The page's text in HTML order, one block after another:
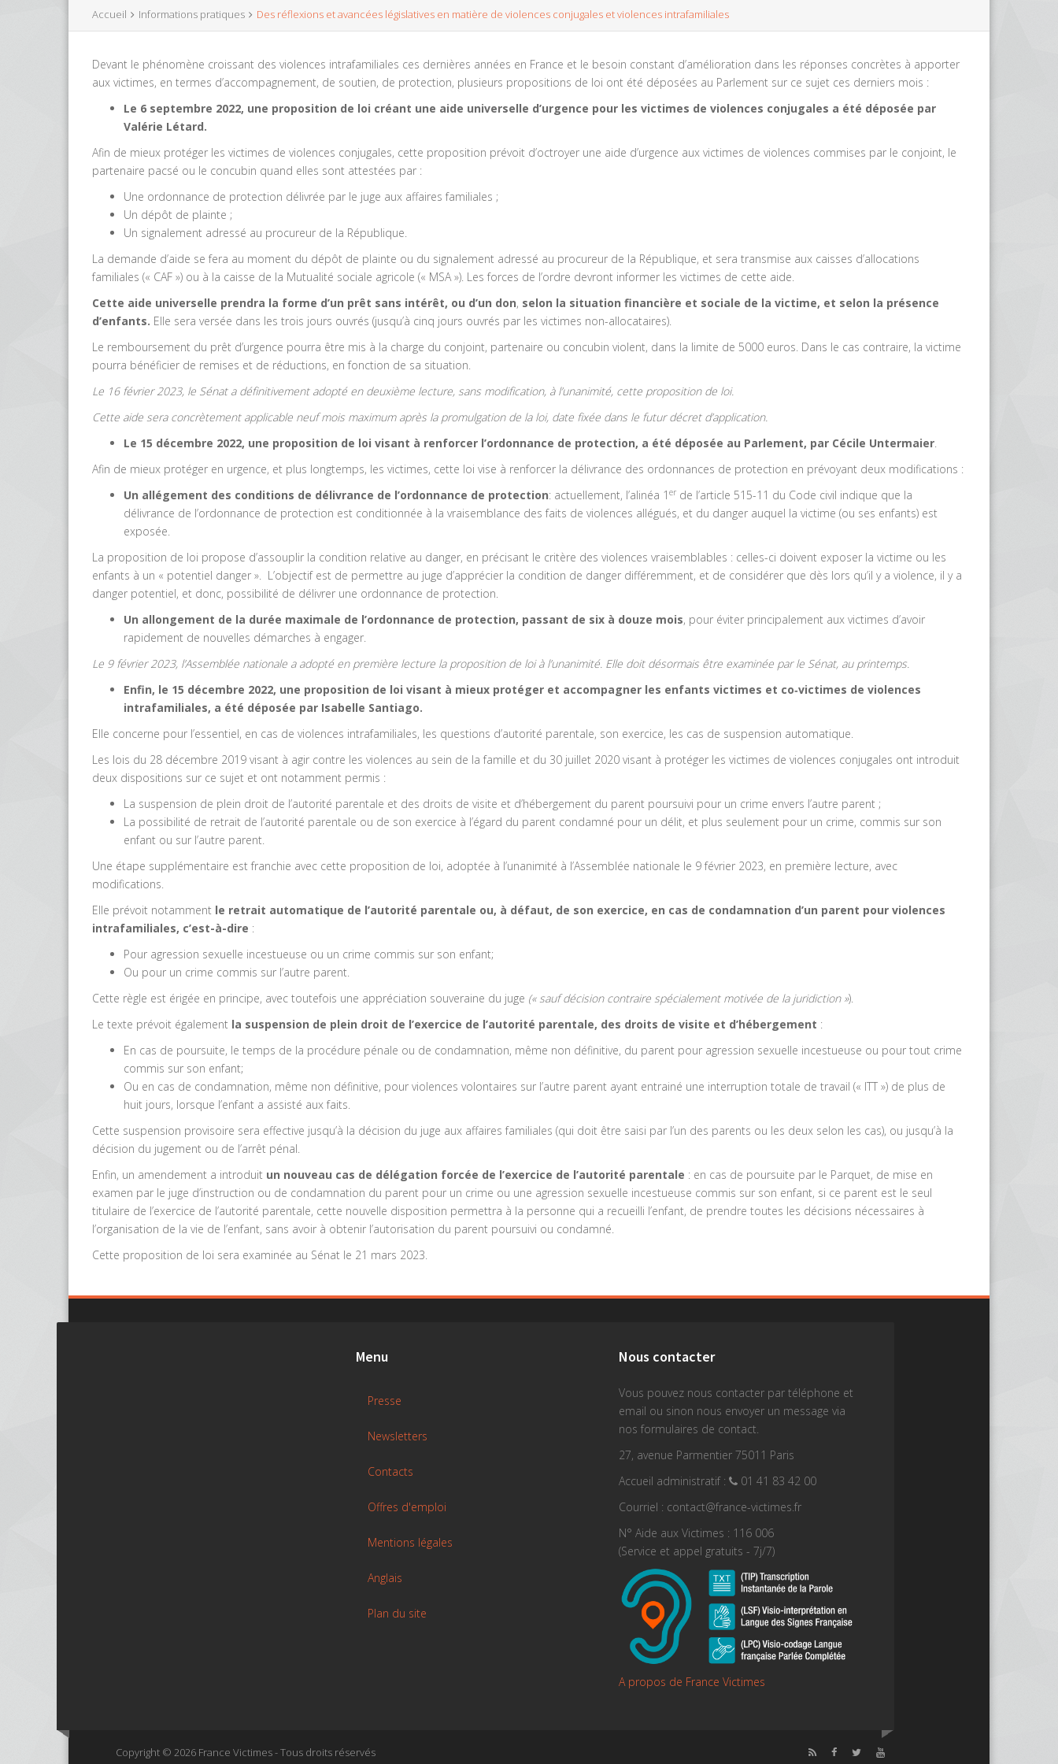
Accueil Informations pratiques Des réflexions et avancées législatives en matière de violences conjugales et violences intrafamiliales
Devant le phénomène croissant des violences intrafamiliales ces dernières années en France et le besoin constant d’amélioration dans les réponses concrètes à apporter
aux victimes, en termes d’accompagnement, de soutien, de protection, plusieurs propositions de loi ont été déposées au Parlement sur ce sujet ces derniers mois :
Le 6 septembre 2022, une proposition de loi créant une aide universelle d’urgence pour les victimes de violences conjugales a été déposée par
Valérie Létard.
Afin de mieux protéger les victimes de violences conjugales, cette proposition prévoit d’octroyer une aide d’urgence aux victimes de violences commises par le conjoint, le
partenaire pacsé ou le concubin quand elles sont attestées par :
Une ordonnance de protection délivrée par le juge aux affaires familiales ;
Un dépôt de plainte ;
Un signalement adressé au procureur de la République.
La demande d’aide se fera au moment du dépôt de plainte ou du signalement adressé au procureur de la République, et sera transmise aux caisses d’allocations
familiales (« CAF ») ou à la caisse de la Mutualité sociale agricole (« MSA »). Les forces de l’ordre devront informer les victimes de cette aide.
Cette aide universelle prendra la forme d’un prêt sans intérêt, ou d’un don, selon la situation financière et sociale de la victime, et selon la présence
d’enfants. Elle sera versée dans les trois jours ouvrés (jusqu’à cinq jours ouvrés par les victimes non-allocataires).
Le remboursement du prêt d’urgence pourra être mis à la charge du conjoint, partenaire ou concubin violent, dans la limite de 5000 euros. Dans le cas contraire, la victime
pourra bénéficier de remises et de réductions, en fonction de sa situation.
Le 16 février 2023, le Sénat a définitivement adopté en deuxième lecture, sans modification, à l’unanimité, cette proposition de loi.
Cette aide sera concrètement applicable neuf mois maximum après la promulgation de la loi, date fixée dans le futur décret d’application.
Le 15 décembre 2022, une proposition de loi visant à renforcer l’ordonnance de protection, a été déposée au Parlement, par Cécile Untermaier.
Afin de mieux protéger en urgence, et plus longtemps, les victimes, cette loi vise à renforcer la délivrance des ordonnances de protection en prévoyant deux modifications :
Un allégement des conditions de délivrance de l’ordonnance de protection: actuellement, l’alinéa 1 er de l’article 515-11 du Code civil indique que la
délivrance de l’ordonnance de protection est conditionnée à la vraisemblance des faits de violences allégués, et du danger auquel la victime (ou ses enfants) est
exposée.
La proposition de loi propose d’assouplir la condition relative au danger, en précisant le critère des violences vraisemblables : celles-ci doivent exposer la victime ou les
enfants à un « potentiel danger ». L’objectif est de permettre au juge d’apprécier la condition de danger différemment, et de considérer que dès lors qu’il y a violence, il y a
danger potentiel, et donc, possibilité de délivrer une ordonnance de protection.
Un allongement de la durée maximale de l’ordonnance de protection, passant de six à douze mois, pour éviter principalement aux victimes d’avoir
rapidement de nouvelles démarches à engager.
Le 9 février 2023, l’Assemblée nationale a adopté en première lecture la proposition de loi à l’unanimité. Elle doit désormais être examinée par le Sénat, au printemps.
Enfin, le 15 décembre 2022, une proposition de loi visant à mieux protéger et accompagner les enfants victimes et co‑victimes de violences
intrafamiliales, a été déposée par Isabelle Santiago.
Elle concerne pour l’essentiel, en cas de violences intrafamiliales, les questions d’autorité parentale, son exercice, les cas de suspension automatique.
Les lois du 28 décembre 2019 visant à agir contre les violences au sein de la famille et du 30 juillet 2020 visant à protéger les victimes de violences conjugales ont introduit
deux dispositions sur ce sujet et ont notamment permis :
La suspension de plein droit de l’autorité parentale et des droits de visite et d’hébergement du parent poursuivi pour un crime envers l’autre parent ;
La possibilité de retrait de l’autorité parentale ou de son exercice à l’égard du parent condamné pour un délit, et plus seulement pour un crime, commis sur son
enfant ou sur l’autre parent.
Une étape supplémentaire est franchie avec cette proposition de loi, adoptée à l’unanimité à l’Assemblée nationale le 9 février 2023, en première lecture, avec
modifications.
Elle prévoit notamment le retrait automatique de l’autorité parentale ou, à défaut, de son exercice, en cas de condamnation d’un parent pour violences
intrafamiliales, c’est-à-dire :
Pour agression sexuelle incestueuse ou un crime commis sur son enfant;
Ou pour un crime commis sur l’autre parent.
Cette règle est érigée en principe, avec toutefois une appréciation souveraine du juge (« sauf décision contraire spécialement motivée de la juridiction »).
Le texte prévoit également la suspension de plein droit de l’exercice de l’autorité parentale, des droits de visite et d’hébergement :
En cas de poursuite, le temps de la procédure pénale ou de condamnation, même non définitive, du parent pour agression sexuelle incestueuse ou pour tout crime
commis sur son enfant;
Ou en cas de condamnation, même non définitive, pour violences volontaires sur l’autre parent ayant entrainé une interruption totale de travail (« ITT ») de plus de
huit jours, lorsque l’enfant a assisté aux faits.
Cette suspension provisoire sera effective jusqu’à la décision du juge aux affaires familiales (qui doit être saisi par l’un des parents ou les deux selon les cas), ou jusqu’à la
décision du jugement ou de l’arrêt pénal.
Enfin, un amendement a introduit un nouveau cas de délégation forcée de l’exercice de l’autorité parentale : en cas de poursuite par le Parquet, de mise en
examen par le juge d’instruction ou de condamnation du parent pour un crime ou une agression sexuelle incestueuse commis sur son enfant, si ce parent est le seul
titulaire de l’exercice de l’autorité parentale, cette nouvelle disposition permettra à la personne qui a recueilli l’enfant, de prendre toutes les décisions nécessaires à
l’organisation de la vie de l’enfant, sans avoir à obtenir l’autorisation du parent poursuivi ou condamné.
Cette proposition de loi sera examinée au Sénat le 21 mars 2023.
Menu
Presse
Newsletters
Contacts
Offres d'emploi
Mentions légales
Anglais
Plan du site
Nous contacter
Vous pouvez nous contacter par téléphone et
email ou sinon nous envoyer un message via
nos formulaires de contact.
27, avenue Parmentier 75011 Paris
Accueil administratif :
01 41 83 42 00
Courriel : contact@france-victimes.fr
N° Aide aux Victimes : 116 006
(Service et appel gratuits - 7j/7)
A propos de France Victimes
Copyright © 2026 France Victimes - Tous droits réservés